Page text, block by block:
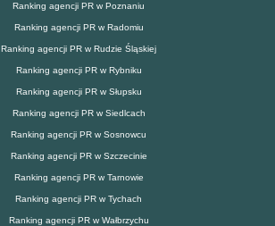
Ranking agencji PR w Poznaniu
Ranking agencji PR w Radomiu
Ranking agencji PR w Rudzie Śląskiej
Ranking agencji PR w Rybniku
Ranking agencji PR w Słupsku
Ranking agencji PR w Siedlcach
Ranking agencji PR w Sosnowcu
Ranking agencji PR w Szczecinie
Ranking agencji PR w Tarnowie
Ranking agencji PR w Tychach
Ranking agencji PR w Wałbrzychu